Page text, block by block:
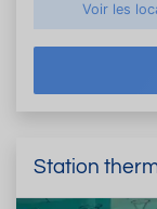
Voir les
Station